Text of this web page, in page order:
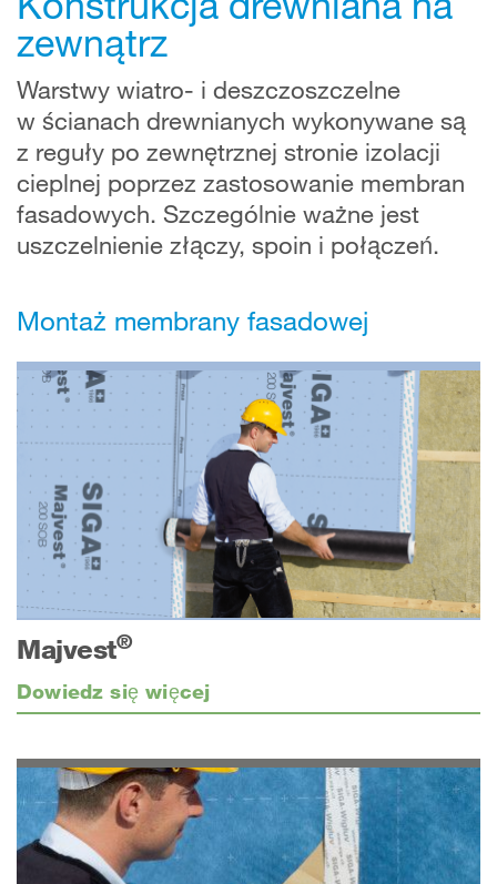
zewnątrz
Warstwy wiatro- i deszczoszczelne
w ścianach drewnianych wykonywane są
z reguły po zewnętrznej stronie izolacji
cieplnej poprzez zastosowanie membran
fasadowych. Szczególnie ważne jest
uszczelnienie złączy, spoin i połączeń.
Montaż membrany fasadowej
Majvest®
Dowiedz się więcej